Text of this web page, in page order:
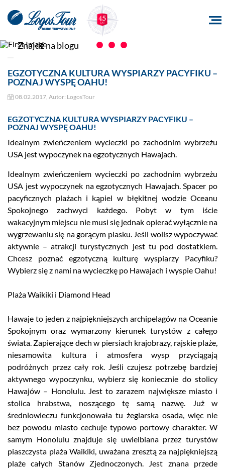
EGZOTYCZNA KULTURA WYSPIARZY PACYFIKU –
POZNAJ WYSPĘ OAHU!
08.02.2017, Autor: LogosTour
EGZOTYCZNA KULTURA WYSPIARZY PACYFIKU –
POZNAJ WYSPĘ OAHU!
Idealnym zwieńczeniem wycieczki po zachodnim wybrzeżu
USA jest wypoczynek na egzotycznych Hawajach.
Idealnym zwieńczeniem wycieczki po zachodnim wybrzeżu
USA jest wypoczynek na egzotycznych Hawajach. Spacer po
pacyficznych plażach i kąpiel w błękitnej wodzie Oceanu
Spokojnego zachwyci każdego. Pobyt w tym iście
wakacyjnym miejscu nie musi się jednak opierać wyłącznie na
wygrzewaniu się na gorącym piasku. Jeśli wolisz wypoczywać
aktywnie – atrakcji turystycznych jest tu pod dostatkiem.
Chcesz poznać egzotyczną kulturę wyspiarzy Pacyfiku?
Wybierz się z nami na wycieczkę po Hawajach i wyspie Oahu!
Plaża Waikiki i Diamond Head
Hawaje to jeden z najpiękniejszych archipelagów na Oceanie
Spokojnym oraz wymarzony kierunek turystów z całego
świata. Zapierające dech w piersiach krajobrazy, rajskie plaże,
niesamowita kultura i atmosfera wysp przyciągają
podróżnych przez cały rok. Jeśli czujesz potrzebę bardziej
aktywnego wypoczynku, wybierz się koniecznie do stolicy
Hawajów – Honolulu. Jest to zarazem największe miasto i
stolica hrabstwa, noszącego tę samą nazwę. Już w
średniowieczu funkcjonowała tu żeglarska osada, więc nie
bez powodu miasto cechuje typowo portowy charakter. W
samym Honolulu znajduje się uwielbiana przez turystów
piaszczysta plaża Waikiki, uważana zresztą za najpiękniejszą
plaże całych Stanów Zjednoczonych. Jest znana przede